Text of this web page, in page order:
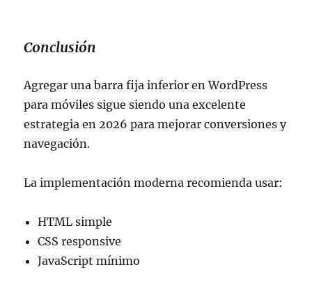
Conclusión
Agregar una barra fija inferior en WordPress
para móviles sigue siendo una excelente
estrategia en 2026 para mejorar conversiones y
navegación.
La implementación moderna recomienda usar:
HTML simple
CSS responsive
JavaScript mínimo